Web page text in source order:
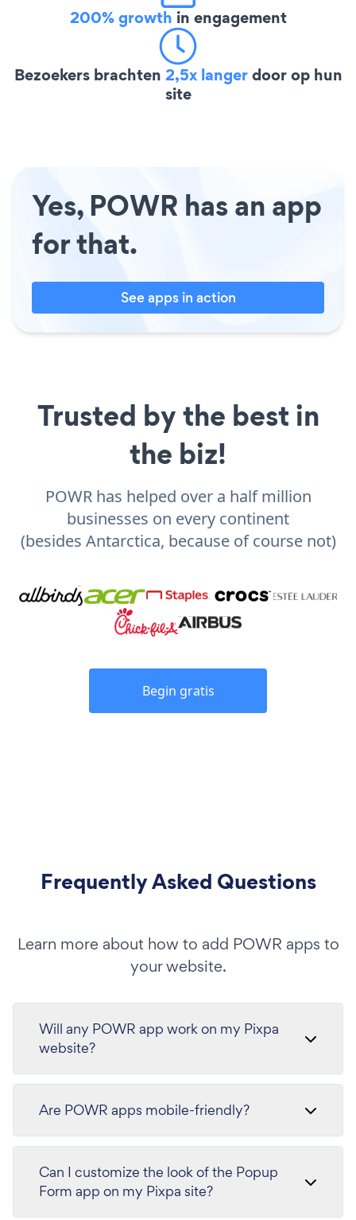
200% growth in engagement
Bezoekers brachten 2,5x langerdoor op hun
site
Yes, POWR has an app
for that.
See apps in action
Trusted by the best in
the biz!
POWR has helped over a half million
businesses on every continent
(besides Antarctica, because of course not)
Begin gratis
Frequently Asked Questions
Learn more about how to add POWR apps to
your website.
Will any POWR app work on my Pixpa
website?
Are POWR apps mobile-friendly?
Can I customize the look of the Popup
Form app on my Pixpa site?